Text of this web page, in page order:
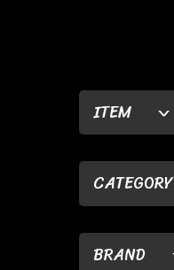
ITEM
CATEGORY
BRAND